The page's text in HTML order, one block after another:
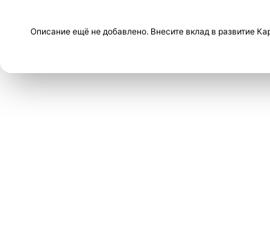
Описание ещё не добавлено. Внесите вклад в развитие